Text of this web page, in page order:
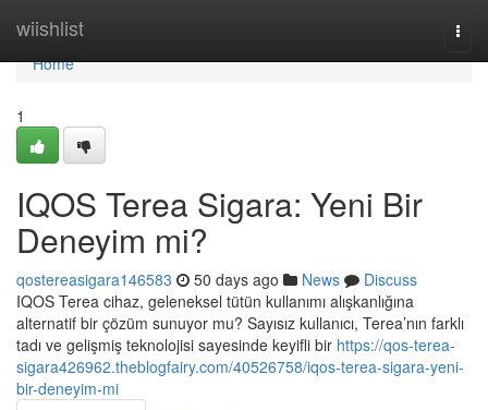
wiishlist
Home
Home
1
IQOS Terea Sigara: Yeni Bir
Deneyim mi?
qostereasigara146583 50 days ago News
Discuss
IQOS Terea cihaz, geleneksel tütün kullanımı alışkanlığına
alternatif bir çözüm sunuyor mu? Sayısız kullanıcı, Terea’nın farklı
tadı ve gelişmiş teknolojisi sayesinde keyifli bir https://qos-terea-
sigara426962.theblogfairy.com/40526758/iqos-terea-sigara-yeni-
bir-deneyim-mi